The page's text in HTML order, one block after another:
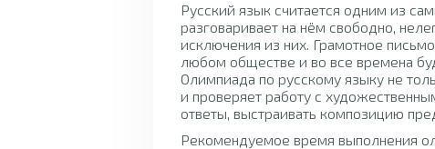
Русский язык считается одним из
разговаривает на нём свободно,
исключения из них. Грамотное
любом обществе и во все времена
Олимпиада по русскому языку не
и проверяет работу с
ответы, выстраивать композицию
Рекомендуемое время выполнения